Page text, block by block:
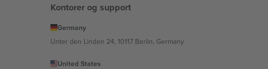
Kontorer og support
Germany
Unter den Linden 24, 10117 Berlin, Germany
United States